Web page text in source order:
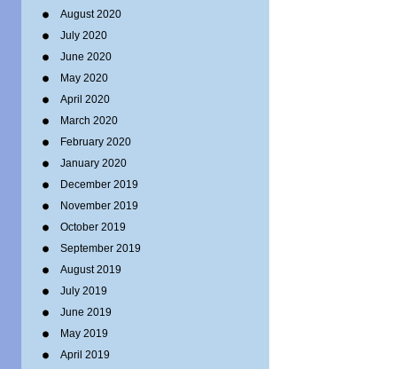
August 2020
July 2020
June 2020
May 2020
April 2020
March 2020
February 2020
January 2020
December 2019
November 2019
October 2019
September 2019
August 2019
July 2019
June 2019
May 2019
April 2019